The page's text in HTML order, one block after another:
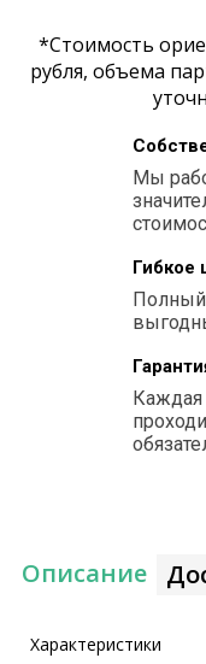
*Стоимость
рубля, объема
Мы
Гибкое
Полный
Каждая
Описание
Характеристики